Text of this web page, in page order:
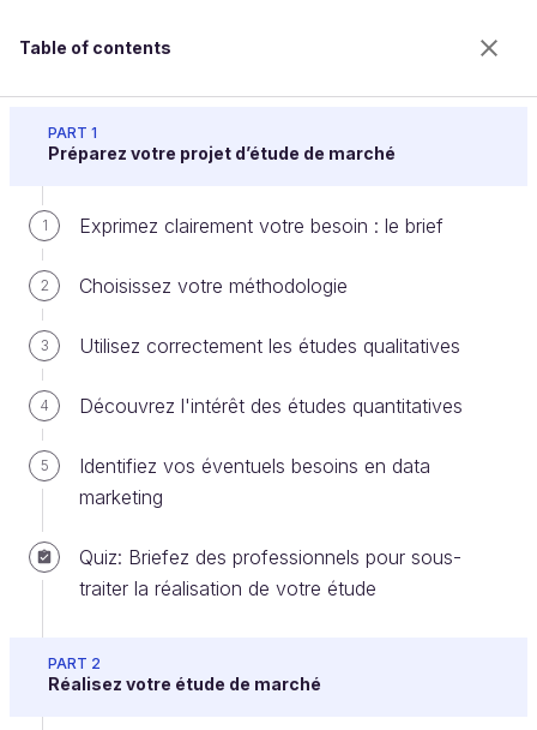
Table of contents
PART 1
Préparez votre projet d’étude de marché
1 Exprimez clairement votre besoin : le brief
2 Choisissez votre méthodologie
3 Utilisez correctement les études qualitatives
4 Découvrez l'intérêt des études quantitatives
5
Identifiez vos éventuels besoins en data
marketing
Quiz: Briefez des professionnels pour sous-
traiter la réalisation de votre étude
PART 2
Réalisez votre étude de marché
Adaptez-vous aux contextes
Welcome to the 100% online school for careers with
a future.
Get free access to all the features of this course
(quizzes, videos, unlimited access to all chapters) by
creating an account.
Create an account or log in
Votre étude de marché soulève des enjeux et
compte lors de la présentation de vos résultats,
pour mieux les adapter à vos interlocuteurs. C’est ce
que nous allons voir dans ce chapitre, à travers